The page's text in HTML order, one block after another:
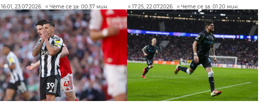
16:01, 23.07.2026 Чете се за: 00:37 мин. 17:25, 22.07.2026 Чете се за: 01:20 мин.